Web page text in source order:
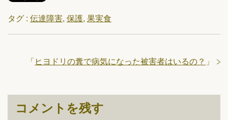
タグ : 伝達障害, 保護, 果実食
「 ヒヨドリの糞で病気になった被害者はいるの？ 」
コメントを残す